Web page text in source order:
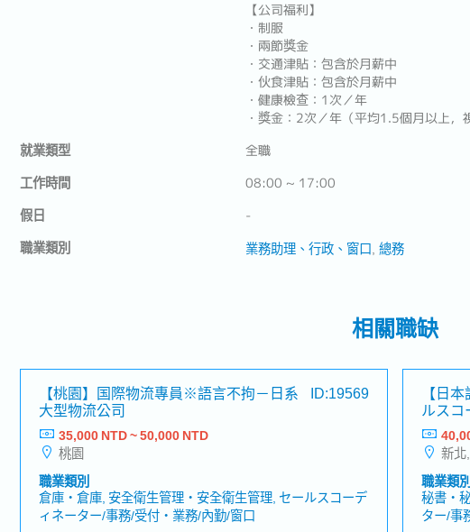
【公司福利】
・制服
・兩節獎金
・交通津貼：包含於月薪中
・伙食津貼：包含於月薪中
・健康檢查：1次／年
・獎金：2次／年（平均1.5個月以上，
就業類型 全職
工作時間 08:00 ~ 17:00
假日 -
職業類別 業務助理、行政、窗口 總務
相關職缺
【桃園】国際物流專員※語言不拘－日系
大型物流公司
ID:19569
35,000 NTD ~ 50,000 NTD
桃園
職業類別
倉庫・倉庫, 安全衛生管理・安全衛生管理, セールスコーデ
ィネーター/事務/受付・業務/內勤/窗口
【日
ルスコ
系大手
新北
職業類
秘書・
ター/事